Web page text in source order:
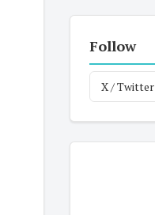
Follow
X / Twitter